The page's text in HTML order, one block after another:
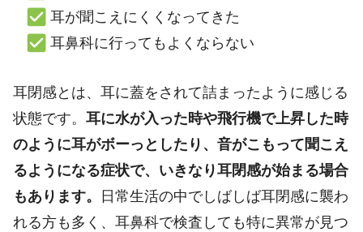
耳が聞こえにくくなってきた
耳鼻科に行ってもよくならない
耳閉感とは、耳に蓋をされて詰まったように感じる
状態です。 耳に水が入った時や飛行機で上昇した時
のように耳がボーっとしたり、音がこもって聞こえ
るようになる症状で、いきなり耳閉感が始まる場合
もあります。
日常生活の中でしばしば耳閉感に襲わ
れる方も多く、耳鼻科で検査しても特に異常が見つ